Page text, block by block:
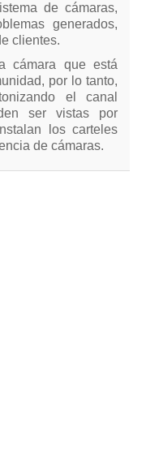
de cámaras,
generados,
clientes.
cámara que está
por lo tanto,
el canal
ser vistas por
los carteles
de cámaras.